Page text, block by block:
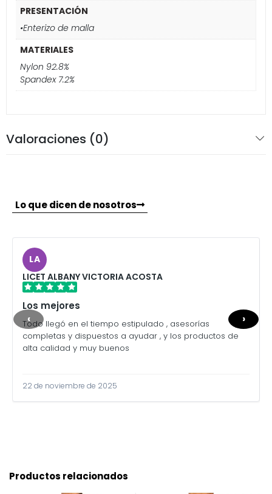
PRESENTACIÓN
•Enterizo de malla
MATERIALES
Nylon 92.8%
Spandex 7.2%
Valoraciones (0)
Lo que dicen de nosotros
LA
LICET ALBANY VICTORIA ACOSTA
Los mejores
Todo llegó en el tiempo estipulado , asesorías
completas y dispuestos a ayudar , y los productos de
alta calidad y muy buenos
22 de noviembre de 2025
‹ ›
Productos relacionados